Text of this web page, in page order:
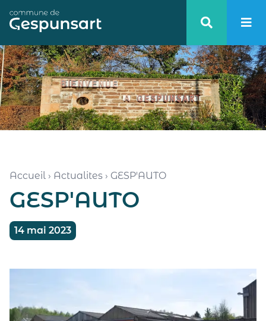
Haut de page
Accueil › Actualites › GESP'AUTO
GESP'AUTO
14 mai 2023